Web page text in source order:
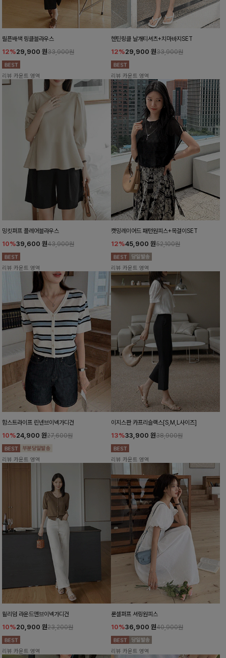
릴픈배색 링클블라우스
12%29,900 원33,900원
리뷰 카운트 영역
헨틴링클 날개티셔츠+치마바지SET
12%29,900 원33,900원
리뷰 카운트 영역
밍킷퍼프 플레어블라우스
10%39,600 원43,900원
리뷰 카운트 영역
캣밍레이어드 패턴원피스+목걸이SET
12%45,900 원52,100원
리뷰 카운트 영역
함스트라이프 린넨브이넥가디건
10%24,900 원27,600원
리뷰 카운트 영역
이지스판 카프리슬랙스[S,M,L사이즈]
13%33,900 원38,900원
리뷰 카운트 영역
윌리덤 라운드앤브이넥가디건
10%20,900 원23,200원
리뷰 카운트 영역
룬셀퍼프 셔링원피스
10%36,900 원40,900원
리뷰 카운트 영역